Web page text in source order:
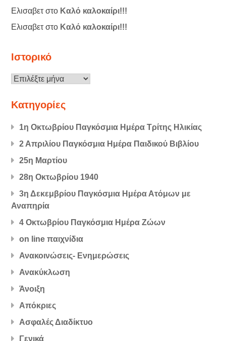
Ελισαβετστο Καλό καλοκαίρι!!!
Ελισαβετστο Καλό καλοκαίρι!!!
Ιστορικό
Ιστορικό
Kατηγορίες
1η Οκτωβρίου Παγκόσμια Ημέρα Τρίτης Ηλικίας
2 Απριλίου Παγκόσμια Ημέρα Παιδικού Βιβλίου
25η Μαρτίου
28η Οκτωβρίου 1940
3η Δεκεμβρίου Παγκόσμια Ημέρα Ατόμων με
Αναπηρία
4 Οκτωβρίου Παγκόσμια Ημέρα Ζώων
on line παιχνίδια
Ανακοινώσεις- Ενημερώσεις
Ανακύκλωση
Άνοιξη
Απόκριες
Ασφαλές Διαδίκτυο
Γενικά